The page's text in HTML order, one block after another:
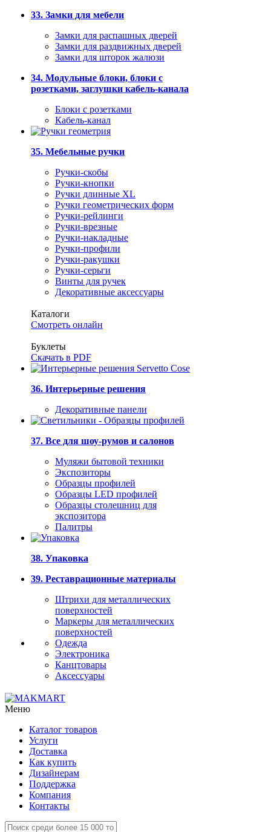
33. Замки для мебели
Замки для распашных дверей
Замки для раздвижных дверей
Замки для шторок жалюзи
34. Модульные блоки, блоки с
розетками, заглушки кабель-канала
Блоки с розетками
Кабель-канал
35. Мебельные ручки
Ручки-скобы
Ручки-кнопки
Ручки длинные XL
Ручки геометрических форм
Ручки-рейлинги
Ручки-врезные
Ручки-накладные
Ручки-профили
Ручки-ракушки
Ручки-серьги
Винты для ручек
Декоративные аксессуары
Каталоги
Смотреть онлайн
Буклеты
Скачать в PDF
36. Интерьерные решения
Декоративные панели
37. Все для шоу-румов и салонов
Муляжи бытовой техники
Экспозиторы
Образцы профилей
Образцы LED профилей
Образцы столешниц для
экспозитора
Палитры
38. Упаковка
39. Реставрационные материалы
Штрихи для металлических
поверхностей
Маркеры для металлических
поверхностей
Одежда
Электроника
Канцтовары
Аксессуары
Меню
Каталог товаров
Услуги
Доставка
Как купить
Дизайнерам
Поддержка
Компания
Контакты